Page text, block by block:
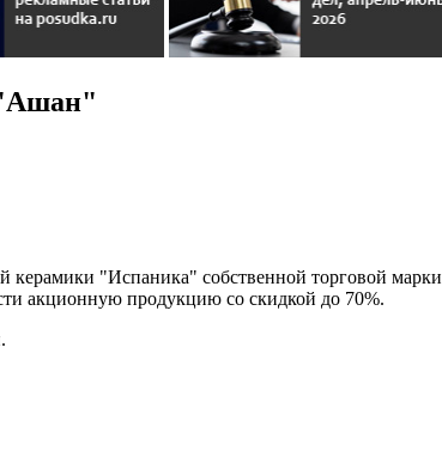
"Ашан"
керамики "Испаника" собственной торговой марки
акционную продукцию со скидкой до 70%.